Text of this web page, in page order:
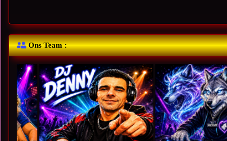
Ons Team :